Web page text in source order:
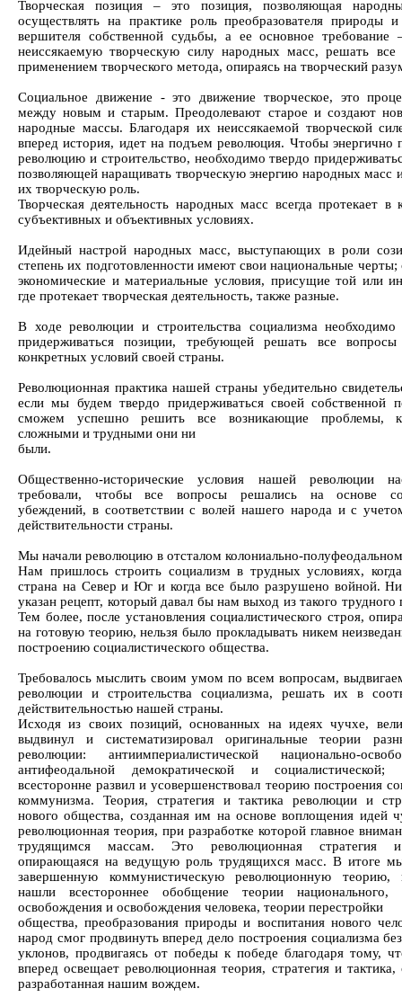
Творческая позиция – это позиция, позволяющая
осуществлять на практике роль преобразователя природы
вершителя собственной судьбы, а ее основное требование
неиссякаемую творческую силу народных масс, решать
применением творческого метода, опираясь на творческий
Социальное движение - это движение творческое, это
между новым и старым. Преодолевают старое и создают
народные массы. Благодаря их неиссякаемой творческой
вперед история, идет на подъем революция. Чтобы энергично
революцию и строительство, необходимо твердо
позволяющей наращивать творческую энергию народных масс
их творческую роль.
Творческая деятельность народных масс всегда протекает в
субъективных и объективных условиях.
Идейный настрой народных масс, выступающих в роли
степень их подготовленности имеют свои национальные черты;
экономические и материальные условия, присущие той или
где протекает творческая деятельность, также разные.
В ходе революции и строительства социализма необходимо
придерживаться позиции, требующей решать все
конкретных условий своей страны.
Революционная практика нашей страны убедительно
если мы будем твердо придерживаться своей собственной
сможем успешно решить все возникающие проблемы,
сложными и трудными они ни
были.
Общественно-исторические условия нашей революции
требовали, чтобы все вопросы решались на основе
убеждений, в соответствии с волей нашего народа и с
действительности страны.
Мы начали революцию в отсталом колониально-
Нам пришлось строить социализм в трудных условиях, когда
страна на Север и Юг и когда все было разрушено войной.
указан рецепт, который давал бы нам выход из такого трудного
Тем более, после установления социалистического строя,
на готовую теорию, нельзя было прокладывать никем
построению социалистического общества.
Требовалось мыслить своим умом по всем вопросам,
революции и строительства социализма, решать их в
действительностью нашей страны.
Исходя из своих позиций, основанных на идеях чучхе,
выдвинул и систематизировал оригинальные теории
революции: антиимпериалистической национально-
антифеодальной демократической и социалистической;
всесторонне развил и усовершенствовал теорию построения
коммунизма. Теория, стратегия и тактика революции и
нового общества, созданная им на основе воплощения идей
революционная теория, при разработке которой главное
трудящимся массам. Это революционная стратегия
опирающаяся на ведущую роль трудящихся масс. В итоге
завершенную коммунистическую революционную теорию,
нашли всестороннее обобщение теории национального,
освобождения и освобождения человека, теории перестройки
общества, преобразования природы и воспитания нового
народ смог продвинуть вперед дело построения социализма
уклонов, продвигаясь от победы к победе благодаря тому,
вперед освещает революционная теория, стратегия и
разработанная нашим вождем.